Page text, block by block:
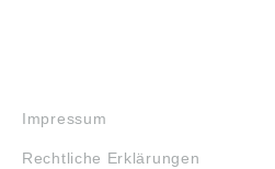
Impressum
Rechtliche Erklärungen